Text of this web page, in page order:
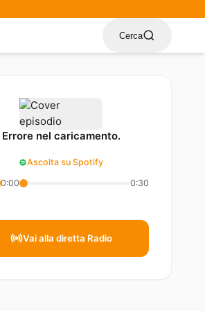
Cerca
Errore nel caricamento.
Ascolta su Spotify
0:00
0:30
Vai alla diretta Radio